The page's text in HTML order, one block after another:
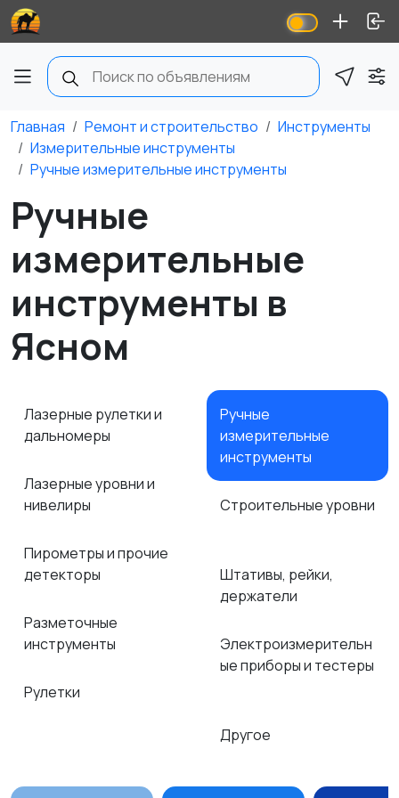
Главная Ремонт и строительство
Инструменты
Измерительные инструменты
Ручные измерительные инструменты
Ручные
измерительные
инструменты в
Ясном
Лазерные рулетки и
дальномеры
Лазерные уровни и
нивелиры
Пирометры и прочие
детекторы
Разметочные
инструменты
Рулетки
Ручные
измерительные
инструменты
Строительные уровни
Штативы, рейки,
держатели
Электроизмерительн
ые приборы и тестеры
Другое